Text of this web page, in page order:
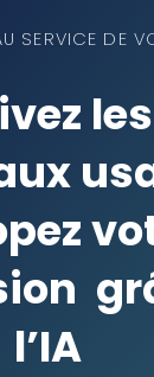
SERVICE DE
les
l’IA